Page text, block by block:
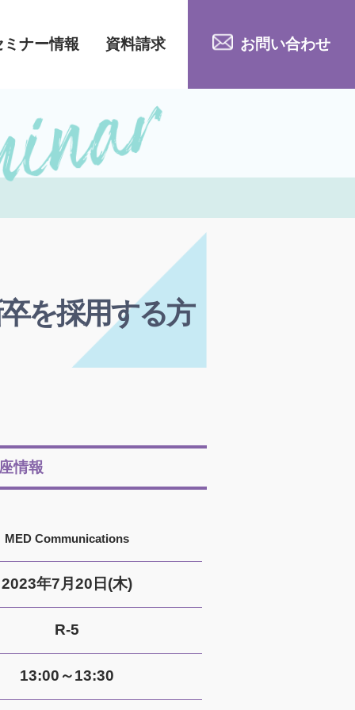
ミナー情報 資料請求 お問い合わせ
を採用する方
情報
MED Communications
2023年7月20日(木)
R-5
13:00～13:30